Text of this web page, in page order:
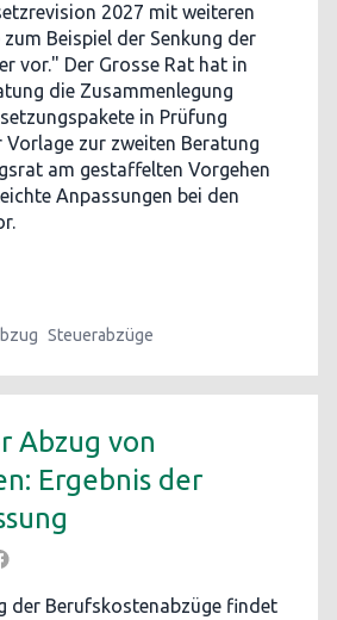
2027 mit weiteren
Beispiel der Senkung der
vor." Der Grosse Rat hat in
die Zusammenlegung
in Prüfung
Vorlage zur zweiten Beratung
am gestaffelten Vorgehen
Anpassungen bei den
Steuerabzüge
Abzug von
Ergebnis der
der Berufskostenabzüge findet